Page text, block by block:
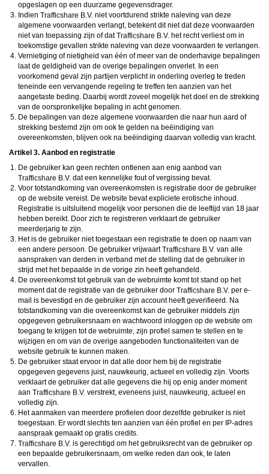
je aan op de paginaToegangsverbod.
Op het gebruik van deze website zijn dealgemene voorwaarden ,cookieverklaring
en
van toepassing. Door op
doorgaan"te klikken ga je met decookieverklaringenprivacybeleidakkoord.
Indien je je op de website registreert, ga je tevens akkoord met dealgemene
voorwaarden
opgeslagen op een duurzame gegevensdrager.
Indien
niet voortdurend strikte naleving van deze
algemene voorwaarden verlangt, betekent dit niet dat deze voorwaarden
niet van toepassing zijn of dat
het recht verliest om in
toekomstige gevallen strikte naleving van deze voorwaarden te verlangen.
Vernietiging of nietigheid van één of meer van de onderhavige bepalingen
laat de geldigheid van de overige bepalingen onverlet. In een
voorkomend geval zijn partijen verplicht in onderling overleg te treden
teneinde een vervangende regeling te treffen ten aanzien van het
aangetaste beding. Daarbij wordt zoveel mogelijk het doel en de strekking
van de oorspronkelijke bepaling in acht genomen.
De bepalingen van deze algemene voorwaarden die naar hun aard of
strekking bestemd zijn om ook te gelden na beëindiging van
overeenkomsten, blijven ook na beëindiging daarvan volledig van kracht.
Artikel 3. Aanbod en registratie
De gebruiker kan geen rechten ontlenen aan enig aanbod van
dat een kennelijke fout of vergissing bevat.
Voor totstandkoming van overeenkomsten is registratie door de gebruiker
op de website vereist. De website bevat expliciete erotische inhoud.
Registratie is uitsluitend mogelijk voor personen die de leeftijd van 18 jaar
hebben bereikt. Door zich te registreren verklaart de gebruiker
meerderjarig te zijn.
Het is de gebruiker niet toegestaan een registratie te doen op naam van
een andere persoon. De gebruiker vrijwaart
van alle
aanspraken van derden in verband met de stelling dat de gebruiker in
strijd met het bepaalde in de vorige zin heeft gehandeld.
De overeenkomst tot gebruik van de webruimte komt tot stand op het
moment dat de registratie van de gebruiker door
per e-
mail is bevestigd en de gebruiker zijn account heeft geverifieerd. Na
totstandkoming van die overeenkomst kan de gebruiker middels zijn
opgegeven gebruikersnaam en wachtwoord inloggen op de website om
toegang te krijgen tot de webruimte, zijn profiel samen te stellen en te
wijzigen en om van de overige aangeboden functionaliteiten van de
website gebruik te kunnen maken.
De gebruiker staat ervoor in dat alle door hem bij de registratie
opgegeven gegevens juist, nauwkeurig, actueel en volledig zijn. Voorts
verklaart de gebruiker dat alle gegevens die hij op enig ander moment
aan
verstrekt, eveneens juist, nauwkeurig, actueel en
volledig zijn.
Het aanmaken van meerdere profielen door dezelfde gebruiker is niet
toegestaan. Er wordt slechts ten aanzien van één profiel en per IP-adres
aanspraak gemaakt op gratis credits.
is gerechtigd om het gebruiksrecht van de gebruiker op
een bepaalde gebruikersnaam, om welke reden dan ook, te laten
vervallen.